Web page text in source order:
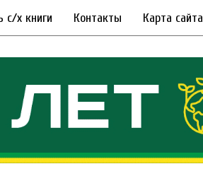
с/х книги Контакты Карта сайта